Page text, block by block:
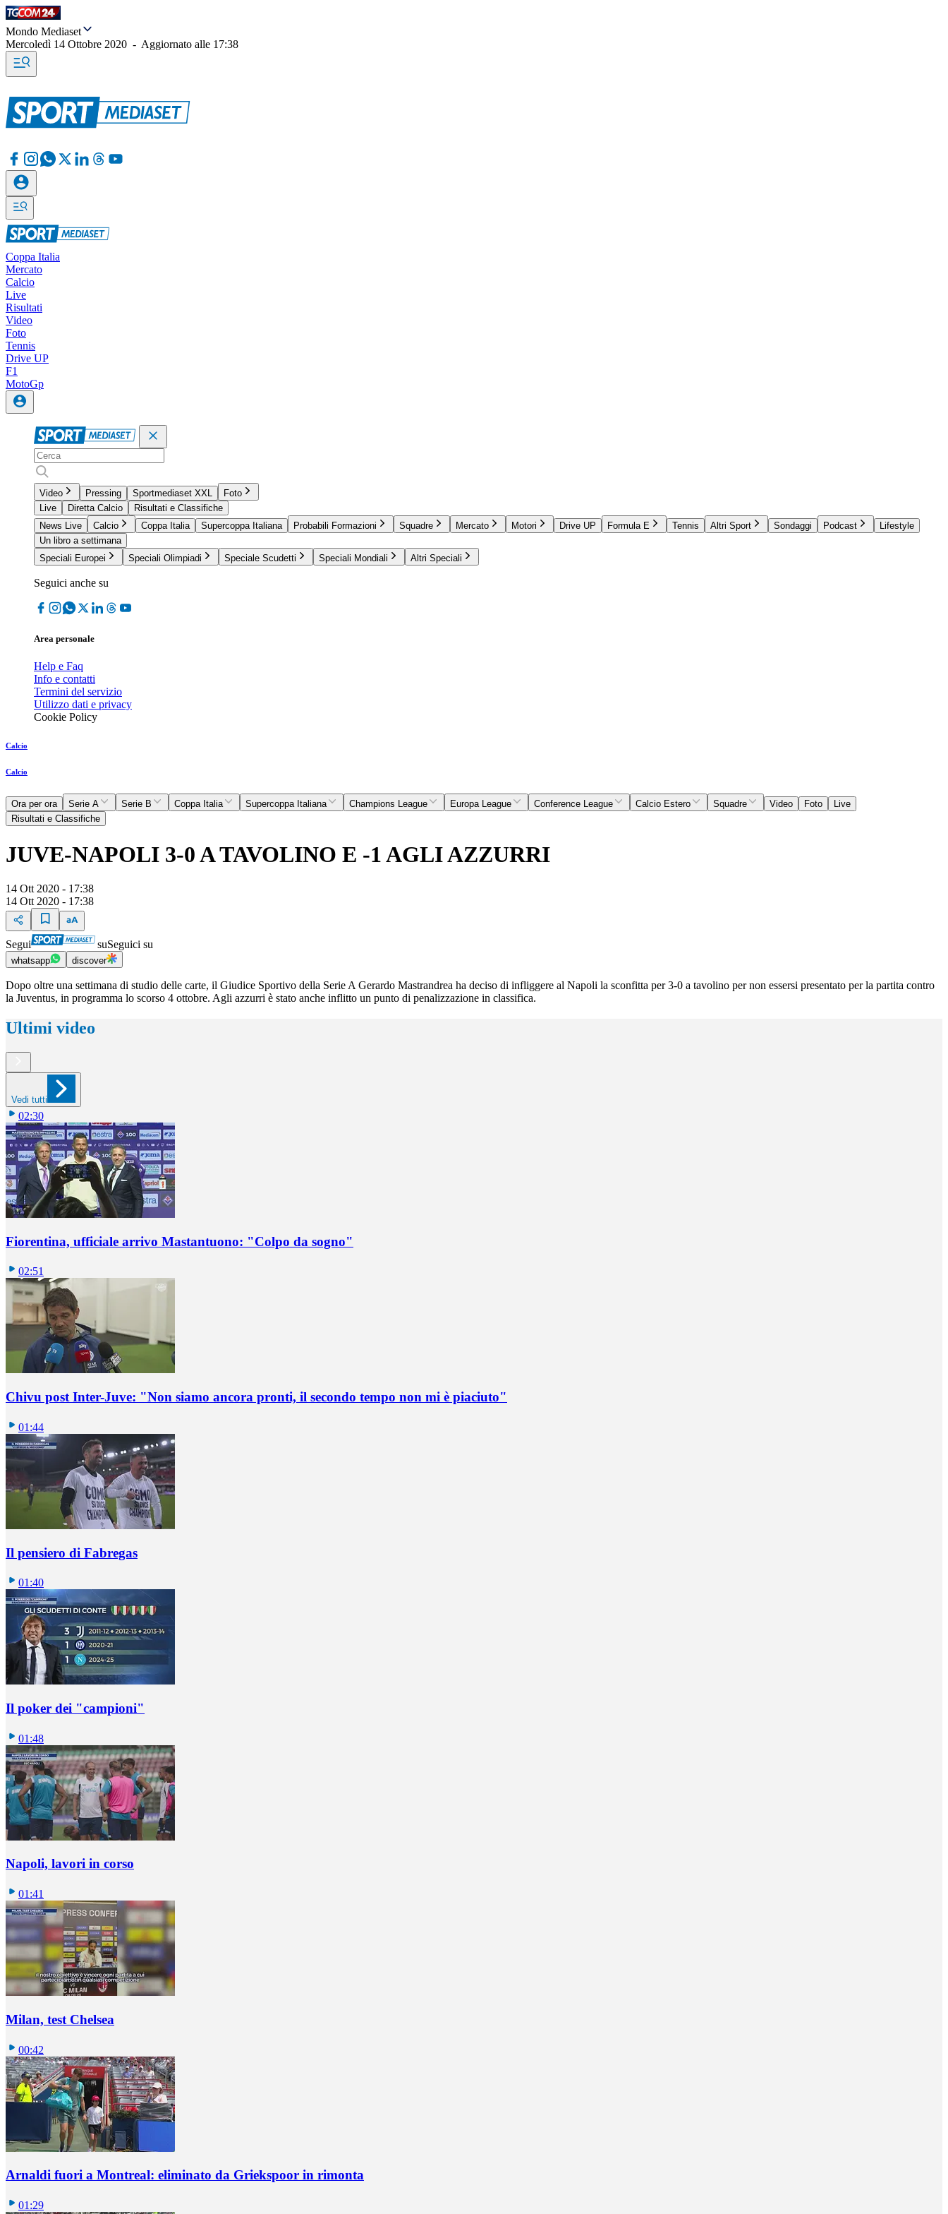
Mondo Mediaset
Mercoledì 14 Ottobre 2020 - Aggiornato alle 17:38
Coppa Italia
Mercato
Calcio
Live
Risultati
Video
Foto
Tennis
Drive UP
F1
MotoGp
Video Pressing Sportmediaset XXL
Foto
Live
Diretta Calcio
Risultati e Classifiche
News Live
Calcio Coppa Italia Supercoppa Italiana Probabili Formazioni Squadre Mercato Motori Drive UP Formula E Tennis Altri Sport Sondaggi Podcast
Lifestyle
Un libro a settimana
Speciali Europei
Speciali Olimpiadi Speciale Scudetti Speciali Mondiali Altri Speciali
Seguici anche su
Area personale
Help e Faq
Info e contatti
Termini del servizio
Utilizzo dati e privacy
Cookie Policy
Calcio
Calcio
Ora per ora Serie A Serie B Coppa Italia Supercoppa Italiana Champions League Europa League Conference League Calcio Estero Squadre Video Foto
Live
Risultati e Classifiche
JUVE-NAPOLI 3-0 A TAVOLINO E -1 AGLI AZZURRI
14 Ott 2020 - 17:38
14 Ott 2020 - 17:38
Segui suSeguici su
whatsapp discover
Dopo oltre una settimana di studio delle carte, il Giudice Sportivo della Serie A Gerardo Mastrandrea ha deciso di infliggere al Napoli la sconfitta per 3-0 a tavolino per non essersi presentato per la partita contro
la Juventus, in programma lo scorso 4 ottobre. Agli azzurri è stato anche inflitto un punto di penalizzazione in classifica.
Ultimi video
Vedi tutti
02:30
Fiorentina, ufficiale arrivo Mastantuono: "Colpo da sogno"
02:51
Chivu post Inter-Juve: "Non siamo ancora pronti, il secondo tempo non mi è piaciuto"
01:44
Il pensiero di Fabregas
01:40
Il poker dei "campioni"
01:48
Napoli, lavori in corso
01:41
Milan, test Chelsea
00:42
Arnaldi fuori a Montreal: eliminato da Griekspoor in rimonta
01:29